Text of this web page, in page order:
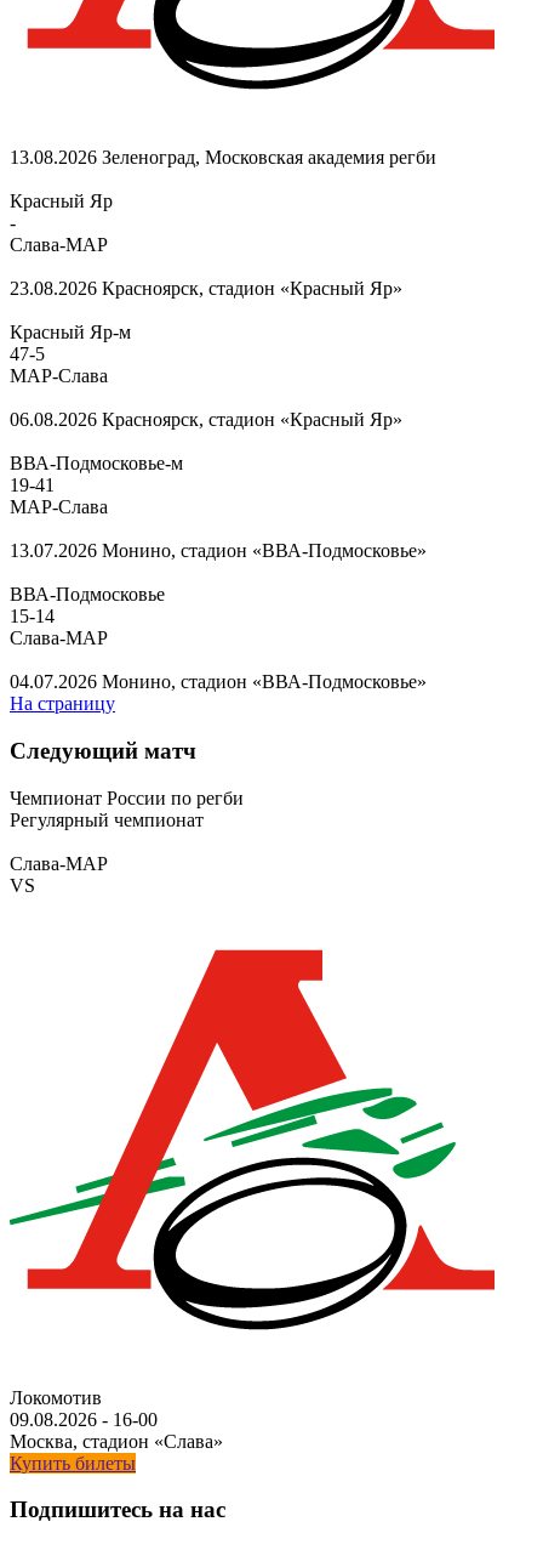
13.08.2026 Зеленоград, Московская академия регби
Красный Яр
-
Слава-МАР
23.08.2026 Красноярск, стадион «Красный Яр»
Красный Яр-м
47-5
МАР-Слава
06.08.2026 Красноярск, стадион «Красный Яр»
ВВА-Подмосковье-м
19-41
МАР-Слава
13.07.2026 Монино, стадион «ВВА-Подмосковье»
ВВА-Подмосковье
15-14
Слава-МАР
04.07.2026 Монино, стадион «ВВА-Подмосковье»
На страницу
Следующий матч
Чемпионат России по регби
Регулярный чемпионат
Слава-МАР
VS
Локомотив
09.08.2026 - 16-00
Москва, стадион «Слава»
Купить билеты
Подпишитесь на нас